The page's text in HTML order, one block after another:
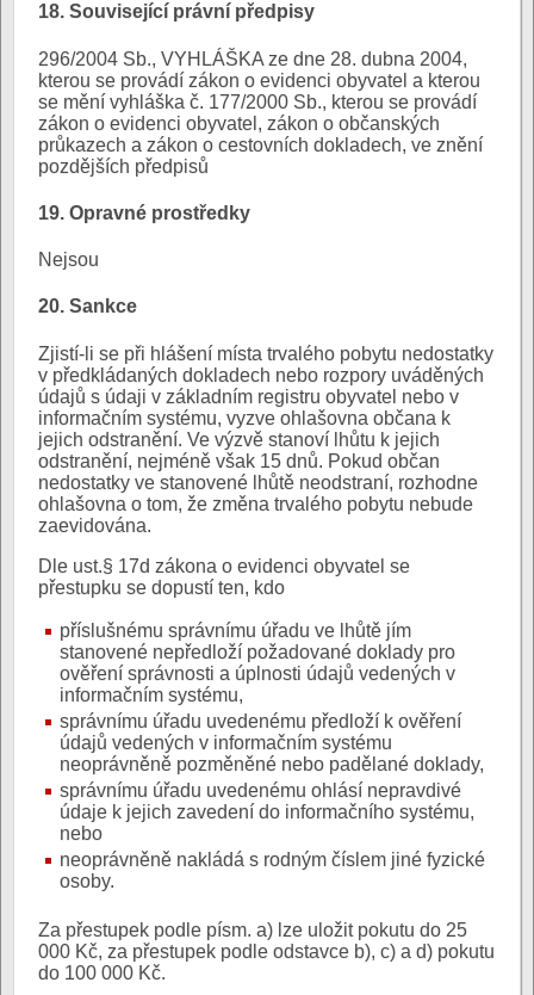
18. Související právní předpisy
296/2004 Sb., VYHLÁŠKA ze dne 28. dubna 2004,
kterou se provádí zákon o evidenci obyvatel a kterou
se mění vyhláška č. 177/2000 Sb., kterou se provádí
zákon o evidenci obyvatel, zákon o občanských
průkazech a zákon o cestovních dokladech, ve znění
pozdějších předpisů
19. Opravné prostředky
Nejsou
20. Sankce
Zjistí-li se při hlášení místa trvalého pobytu nedostatky
v předkládaných dokladech nebo rozpory uváděných
údajů s údaji v základním registru obyvatel nebo v
informačním systému, vyzve ohlašovna občana k
jejich odstranění. Ve výzvě stanoví lhůtu k jejich
odstranění, nejméně však 15 dnů. Pokud občan
nedostatky ve stanovené lhůtě neodstraní, rozhodne
ohlašovna o tom, že změna trvalého pobytu nebude
zaevidována.
Dle ust.§ 17d zákona o evidenci obyvatel se
přestupku se dopustí ten, kdo
příslušnému správnímu úřadu ve lhůtě jím
stanovené nepředloží požadované doklady pro
ověření správnosti a úplnosti údajů vedených v
informačním systému,
správnímu úřadu uvedenému předloží k ověření
údajů vedených v informačním systému
neoprávněně pozměněné nebo padělané doklady,
správnímu úřadu uvedenému ohlásí nepravdivé
údaje k jejich zavedení do informačního systému,
nebo
neoprávněně nakládá s rodným číslem jiné fyzické
osoby.
Za přestupek podle písm. a) lze uložit pokutu do 25
000 Kč, za přestupek podle odstavce b), c) a d) pokutu
do 100 000 Kč.